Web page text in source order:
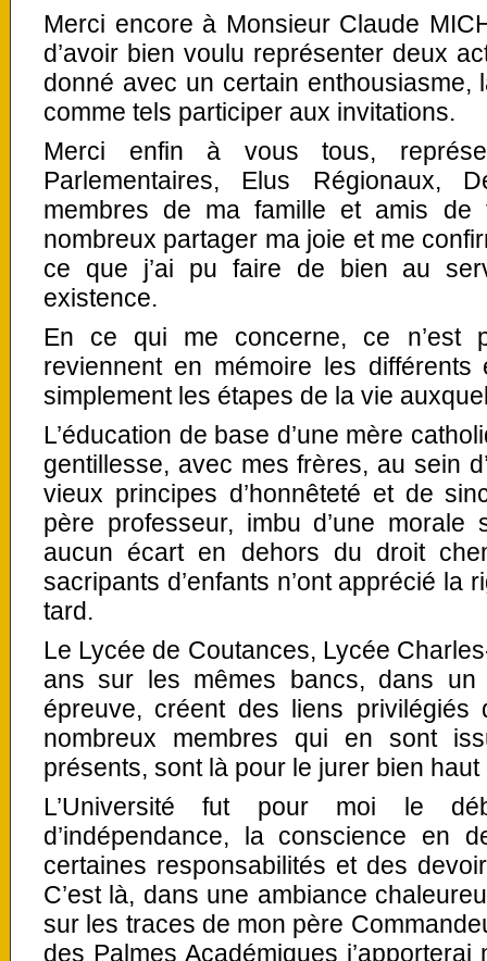
Merci encore à Monsieur Claude
d’avoir bien voulu représenter deux
donné avec un certain enthousiasme,
comme tels participer aux invitations.
Merci enfin à vous tous,
Parlementaires, Elus Régionaux,
membres de ma famille et amis
nombreux partager ma joie et me
ce que j’ai pu faire de bien au
existence.
En ce qui me concerne, ce n’est
reviennent en mémoire les
simplement les étapes de la vie
L’éducation de base d’une mère
gentillesse, avec mes frères, au sein
vieux principes d’honnêteté et de
père professeur, imbu d’une
aucun écart en dehors du droit
sacripants d’enfants n’ont apprécié
tard.
Le Lycée de Coutances, Lycée
ans sur les mêmes bancs, dans
épreuve, créent des liens
nombreux membres qui en sont
présents, sont là pour le jurer bien haut
L’Université fut pour moi le
d’indépendance, la conscience en
certaines responsabilités et des
C’est là, dans une ambiance
sur les traces de mon père
des Palmes Académiques